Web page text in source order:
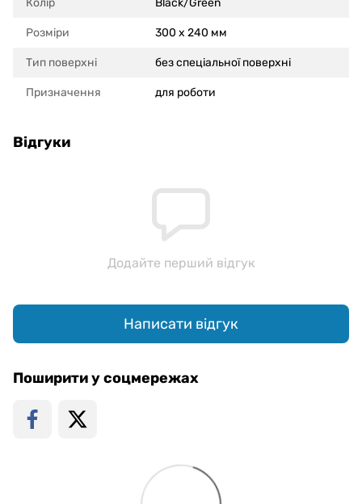
Колір Black/Green
Розміри 300 x 240 мм
Тип поверхні без спеціальної поверхні
Призначення для роботи
Відгуки
Додайте перший відгук
Написати відгук
Поширити у соцмережах